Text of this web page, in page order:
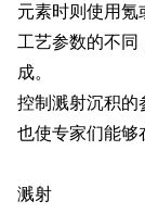
元素时则使用
工艺参数的不同
成。
控制溅射沉积的
也使专家们能够
溅射